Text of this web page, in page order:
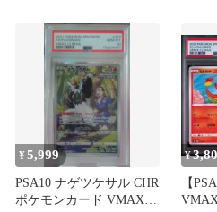
¥5,999
PSA10 ナゲツケサル CHR
ポケモンカード VMAXク
¥
【